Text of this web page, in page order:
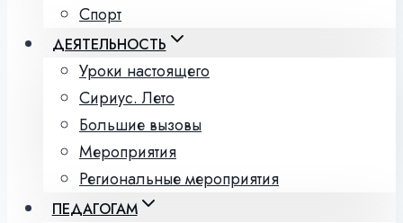
Спорт
ДЕЯТЕЛЬНОСТЬ
Уроки настоящего
Сириус. Лето
Большие вызовы
Мероприятия
Региональные мероприятия
ПЕДАГОГАМ